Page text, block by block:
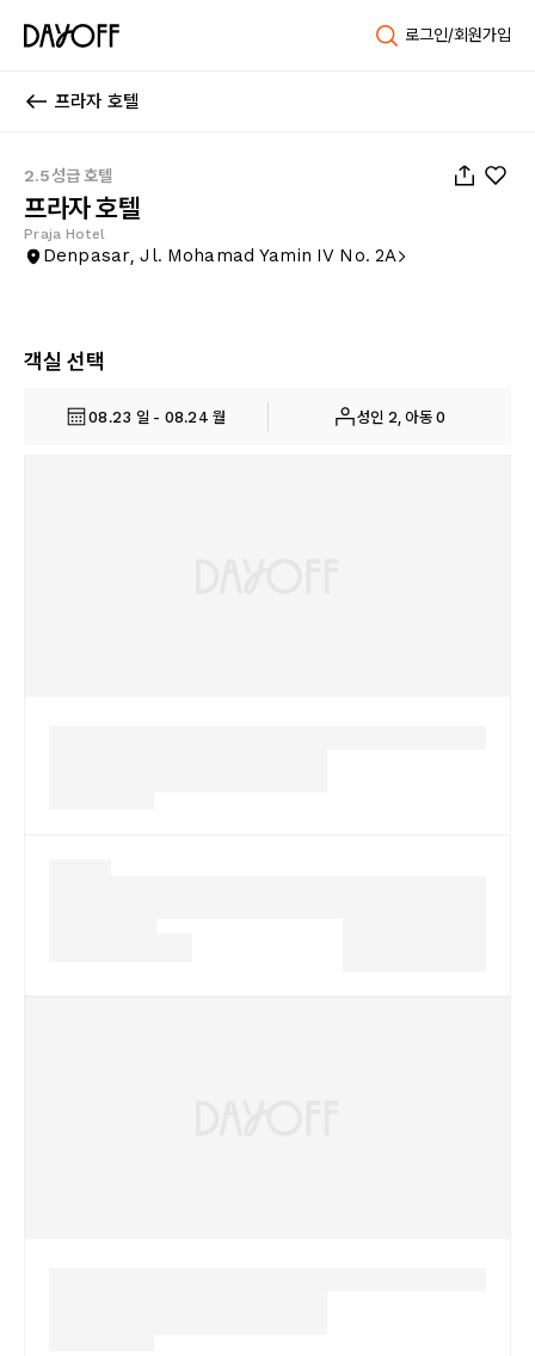
로그인/회원가입
프라자 호텔
2.5성급 호텔
프라자 호텔
Praja Hotel
Denpasar, Jl. Mohamad Yamin IV No. 2A
객실 선택
08.23 일 - 08.24 월 성인 2, 아동 0